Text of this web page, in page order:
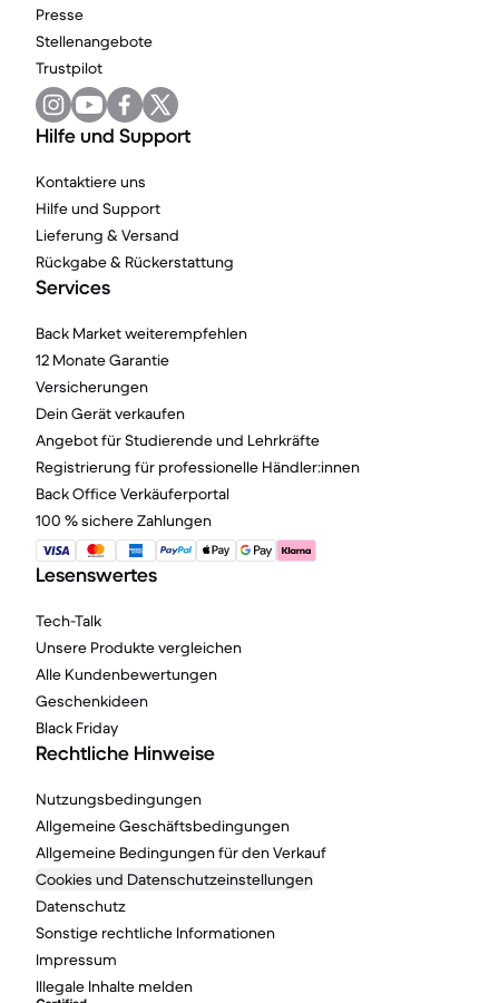
Presse
Stellenangebote
Trustpilot
Hilfe und Support
Kontaktiere uns
Hilfe und Support
Lieferung & Versand
Rückgabe & Rückerstattung
Services
Back Market weiterempfehlen
12 Monate Garantie
Versicherungen
Dein Gerät verkaufen
Angebot für Studierende und Lehrkräfte
Registrierung für professionelle Händler:innen
Back Office Verkäuferportal
100 % sichere Zahlungen
Lesenswertes
Tech-Talk
Unsere Produkte vergleichen
Alle Kundenbewertungen
Geschenkideen
Black Friday
Rechtliche Hinweise
Nutzungsbedingungen
Allgemeine Geschäftsbedingungen
Allgemeine Bedingungen für den Verkauf
Cookies und Datenschutzeinstellungen
Datenschutz
Sonstige rechtliche Informationen
Impressum
Illegale Inhalte melden